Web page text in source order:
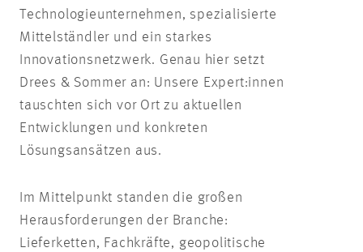
Technologieunternehmen, spezialisierte
Mittelständler und ein starkes
Innovationsnetzwerk. Genau hier setzt
Drees & Sommer an: Unsere Expert:innen
tauschten sich vor Ort zu aktuellen
Entwicklungen und konkreten
Lösungsansätzen aus.
Im Mittelpunkt standen die großen
Herausforderungen der Branche:
Lieferketten, Fachkräfte, geopolitische